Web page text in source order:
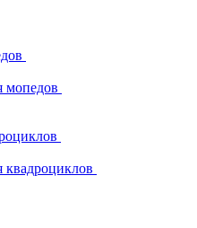
мопедов
квадроциклов